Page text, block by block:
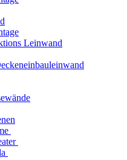
Leinwand